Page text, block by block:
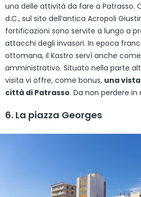
una delle attività da fare a Patrasso.
d.C., sul sito dell’antica Acropoli
fortificazioni sono servite a lungo a
attacchi degli invasori. In epoca
ottomana, il Kastro servì anche
amministrativo. Situato nella parte
visita vi offre, come bonus, una
città di Patrasso. Da non perdere in
6. La piazza Georges